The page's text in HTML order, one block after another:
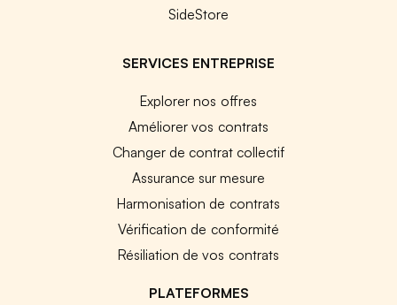
SideStore
SERVICES ENTREPRISE
Explorer nos offres
Améliorer vos contrats
Changer de contrat collectif
Assurance sur mesure
Harmonisation de contrats
Vérification de conformité
Résiliation de vos contrats
PLATEFORMES